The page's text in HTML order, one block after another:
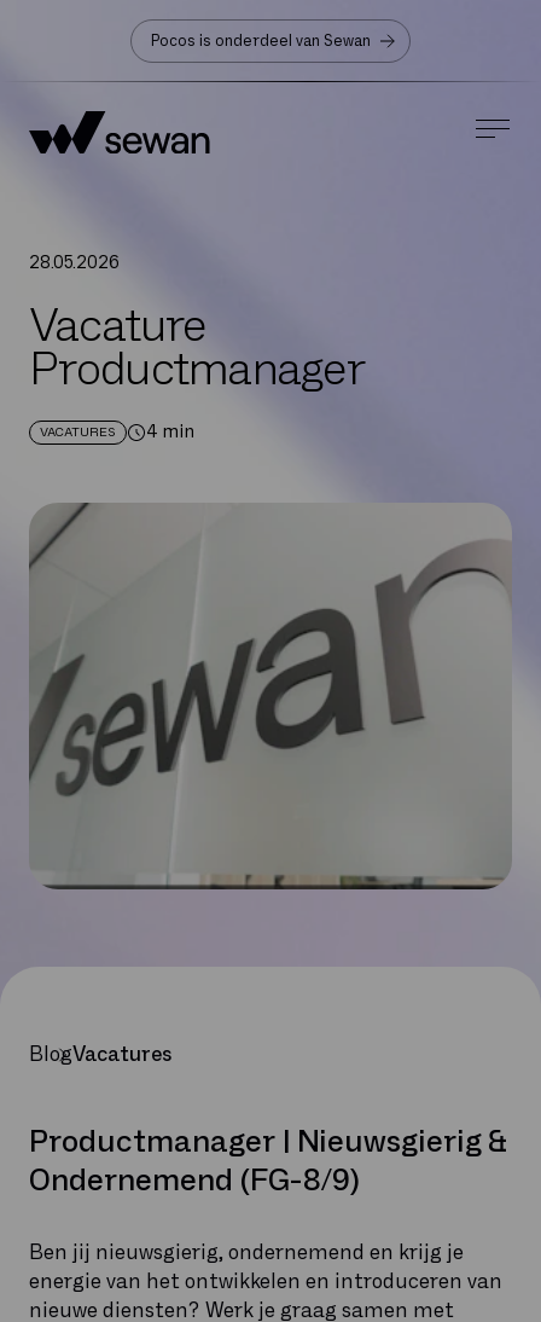
Pocos is onderdeel van Sewan
28.05.2026
Vacature
Productmanager
VACATURES 4 min
BlogVacatures
Productmanager | Nieuwsgierig &
Ondernemend (FG-8/9)
Ben jij nieuwsgierig, ondernemend en krijg je
energie van het ontwikkelen en introduceren van
nieuwe diensten? Werk je graag samen met